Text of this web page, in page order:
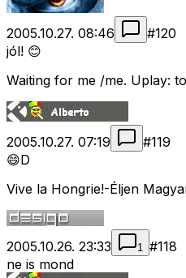
2005.10.27. 08:46 #120
jól! 😊
Waiting for me /me. Uplay:
2005.10.27. 07:19 #119
😄D
Vive la Hongrie!-Éljen
2005.10.26. 23:33 1 #118
ne is mond